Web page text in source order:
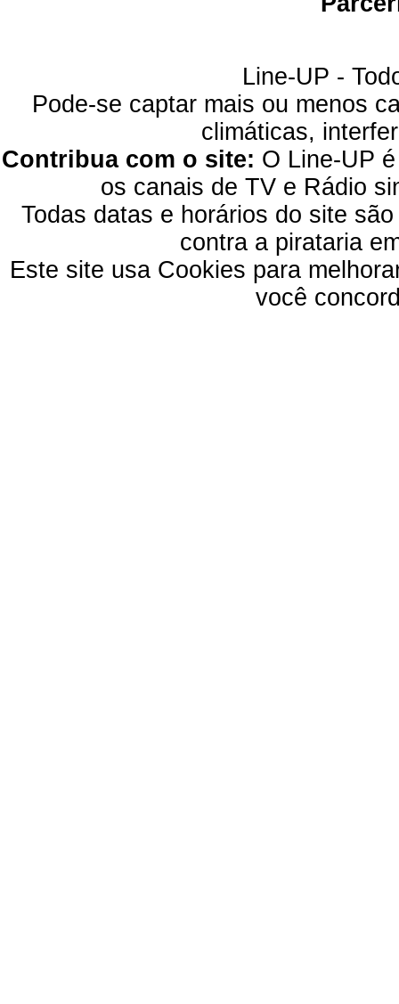
Line-UP -
Pode-se captar mais ou menos
climáticas,
Contribua com o site: O Line-UP
os canais de TV e Rádio
Todas datas e horários do site
contra a pirataria
Este site usa Cookies para
você